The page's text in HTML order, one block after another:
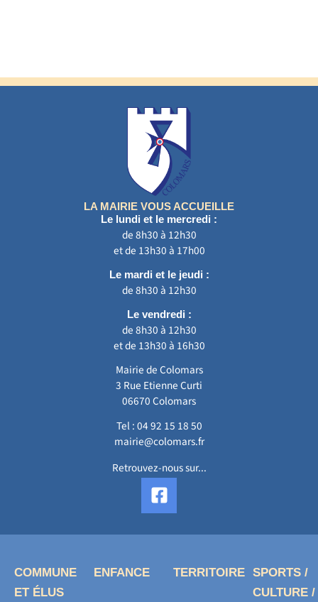
LA MAIRIE VOUS ACCUEILLE
Le lundi et le mercredi :
de 8h30 à 12h30
et de 13h30 à 17h00
Le mardi et le jeudi :
de 8h30 à 12h30
Le vendredi :
de 8h30 à 12h30
et de 13h30 à 16h30
Mairie de Colomars
3 Rue Etienne Curti
06670 Colomars
Tel :04 92 15 18 50
mairie@colomars.fr
Retrouvez-nous sur...
F
a
c
e
COMMUNE
ET ÉLUS
ENFANCE TERRITOIRE SPORTS /
CULTURE /